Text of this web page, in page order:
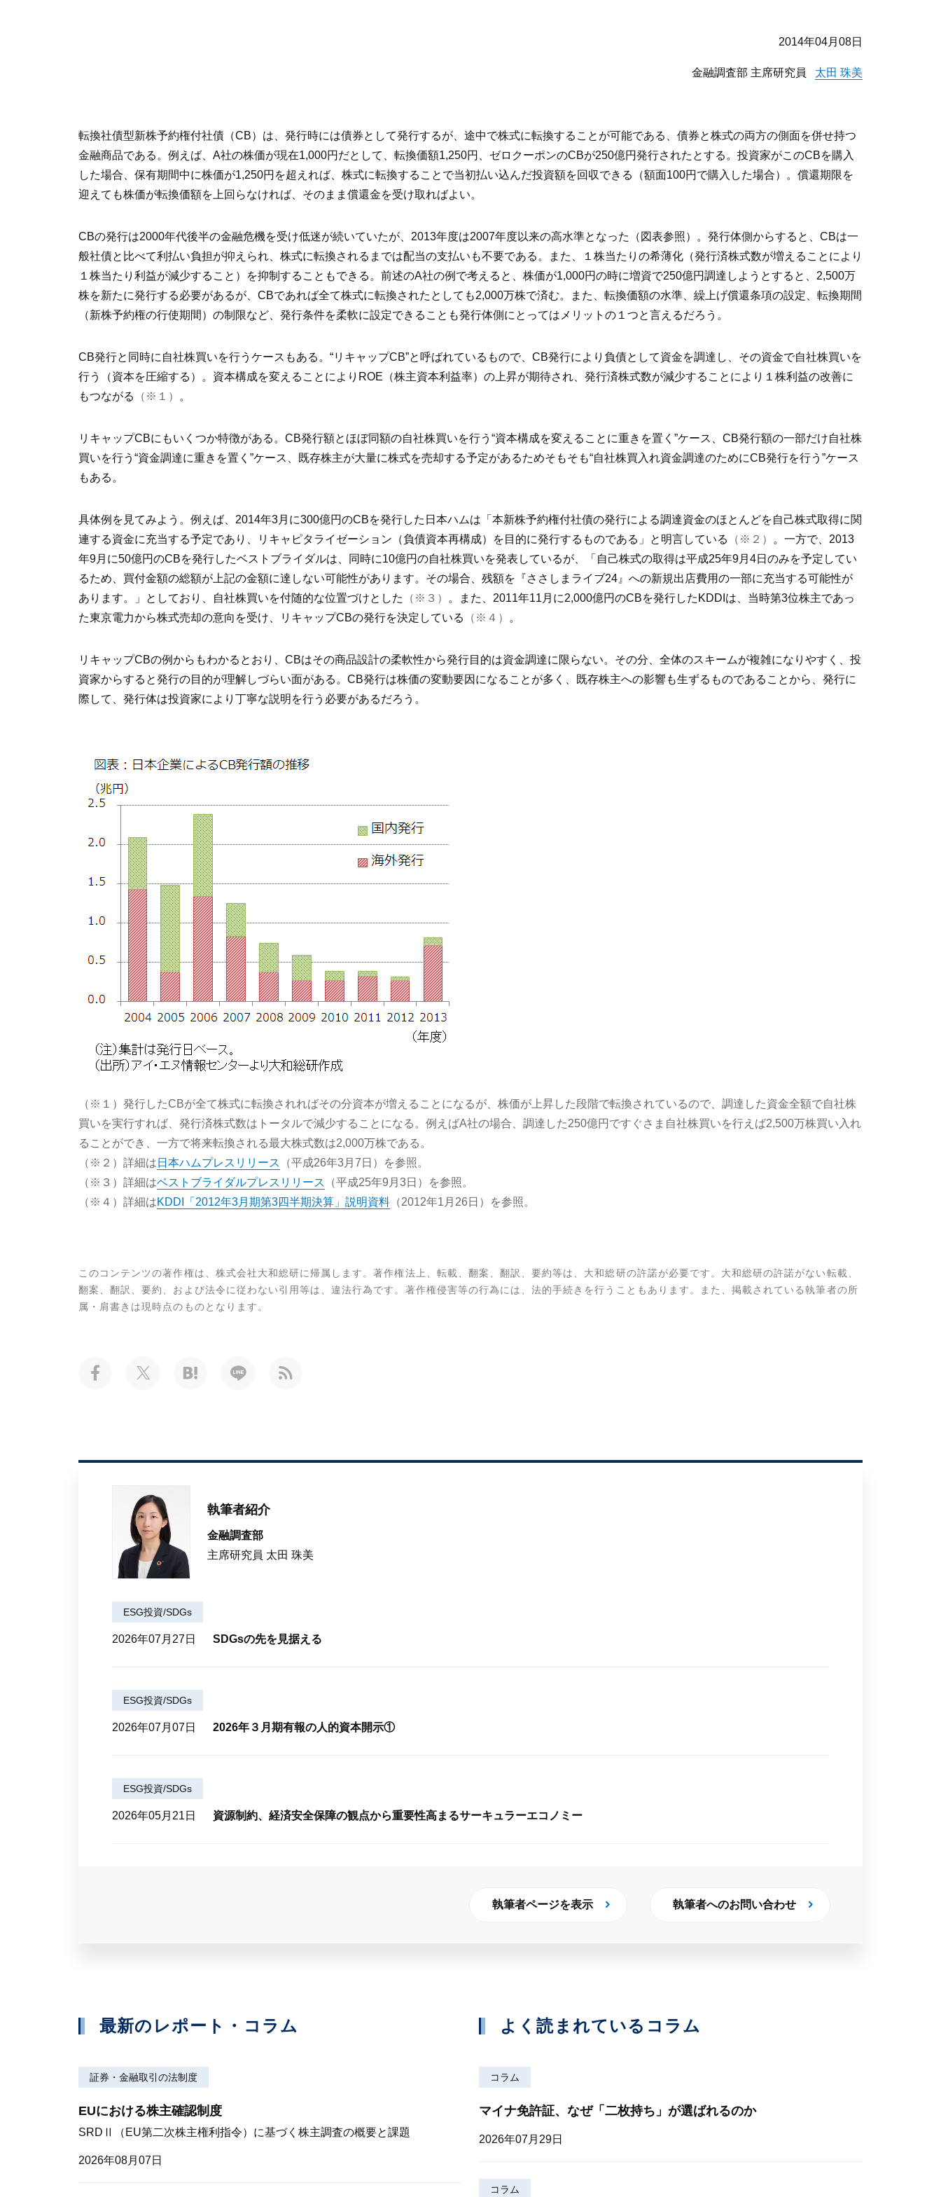
2014年04月08日
金融調査部 主席研究員 太田 珠美
転換社債型新株予約権付社債（CB）は、発行時には債券として発行するが、途中で株式に転換することが可能である、債券と株式の両方の側面を併せ持つ
金融商品である。例えば、A社の株価が現在1,000円だとして、転換価額1,250円、ゼロクーポンのCBが250億円発行されたとする。投資家がこのCBを購入
した場合、保有期間中に株価が1,250円を超えれば、株式に転換することで当初払い込んだ投資額を回収できる（額面100円で購入した場合）。償還期限を
迎えても株価が転換価額を上回らなければ、そのまま償還金を受け取ればよい。
CBの発行は2000年代後半の金融危機を受け低迷が続いていたが、2013年度は2007年度以来の高水準となった（図表参照）。発行体側からすると、CBは一
般社債と比べて利払い負担が抑えられ、株式に転換されるまでは配当の支払いも不要である。また、１株当たりの希薄化（発行済株式数が増えることにより
１株当たり利益が減少すること）を抑制することもできる。前述のA社の例で考えると、株価が1,000円の時に増資で250億円調達しようとすると、2,500万
株を新たに発行する必要があるが、CBであれば全て株式に転換されたとしても2,000万株で済む。また、転換価額の水準、繰上げ償還条項の設定、転換期間
（新株予約権の行使期間）の制限など、発行条件を柔軟に設定できることも発行体側にとってはメリットの１つと言えるだろう。
CB発行と同時に自社株買いを行うケースもある。“リキャップCB”と呼ばれているもので、CB発行により負債として資金を調達し、その資金で自社株買いを
行う（資本を圧縮する）。資本構成を変えることによりROE（株主資本利益率）の上昇が期待され、発行済株式数が減少することにより１株利益の改善に
もつながる
（※１） 。
リキャップCBにもいくつか特徴がある。CB発行額とほぼ同額の自社株買いを行う“資本構成を変えることに重きを置く”ケース、CB発行額の一部だけ自社株
買いを行う“資金調達に重きを置く”ケース、既存株主が大量に株式を売却する予定があるためそもそも“自社株買入れ資金調達のためにCB発行を行う”ケース
もある。
具体例を見てみよう。例えば、2014年3月に300億円のCBを発行した日本ハムは「本新株予約権付社債の発行による調達資金のほとんどを自己株式取得に関
連する資金に充当する予定であり、リキャピタライゼーション（負債資本再構成）を目的に発行するものである」と明言している
（※２）
。一方で、2013
年9月に50億円のCBを発行したベストブライダルは、同時に10億円の自社株買いを発表しているが、「自己株式の取得は平成25年9月4日のみを予定してい
るため、買付金額の総額が上記の金額に達しない可能性があります。その場合、残額を『ささしまライブ24』への新規出店費用の一部に充当する可能性が
あります。」としており、自社株買いを付随的な位置づけとした
（※３）
。また、2011年11月に2,000億円のCBを発行したKDDIは、当時第3位株主であっ
た東京電力から株式売却の意向を受け、リキャップCBの発行を決定している
（※４） 。
リキャップCBの例からもわかるとおり、CBはその商品設計の柔軟性から発行目的は資金調達に限らない。その分、全体のスキームが複雑になりやすく、投
資家からすると発行の目的が理解しづらい面がある。CB発行は株価の変動要因になることが多く、既存株主への影響も生ずるものであることから、発行に
際して、発行体は投資家により丁寧な説明を行う必要があるだろう。
（※１）発行したCBが全て株式に転換されればその分資本が増えることになるが、株価が上昇した段階で転換されているので、調達した資金全額で自社株
買いを実行すれば、発行済株式数はトータルで減少することになる。例えばA社の場合、調達した250億円ですぐさま自社株買いを行えば2,500万株買い入れ
ることができ、一方で将来転換される最大株式数は2,000万株である。
（※２）詳細は 日本ハムプレスリリース
（平成26年3月7日）を参照。
（※３）詳細はベストブライダルプレスリリース
（平成25年9月3日）を参照。
（※４）詳細はKDDI「2012年3月期第3四半期決算」説明資料 （2012年1月26日）を参照。
このコンテンツの著作権は、株式会社大和総研に帰属します。著作権法上、転載、翻案、翻訳、要約等は、大和総研の許諾が必要です。大和総研の許諾がない転載、
翻案、翻訳、要約、および法令に従わない引用等は、違法行為です。著作権侵害等の行為には、法的手続きを行うこともあります。また、掲載されている執筆者の所
属・肩書きは現時点のものとなります。
執筆者紹介
金融調査部
主席研究員 太田 珠美
ESG投資/SDGs
2026年07月27日 SDGsの先を見据える
ESG投資/SDGs
2026年07月07日 2026年３月期有報の人的資本開示①
ESG投資/SDGs
2026年05月21日 資源制約、経済安全保障の観点から重要性高まるサーキュラーエコノミー
執筆者ページを表示 執筆者へのお問い合わせ
最新のレポート・コラム
証券・金融取引の法制度
EUにおける株主確認制度
SRDⅡ（EU第二次株主権利指令）に基づく株主調査の概要と課題
2026年08月07日
よく読まれているコラム
コラム
マイナ免許証、なぜ「二枚持ち」が選ばれるのか
2026年07月29日
コラム